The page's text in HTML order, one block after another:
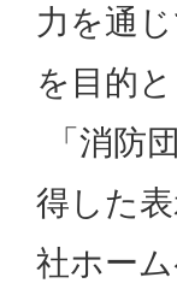
力を通
を目的
「消防
得した
社ホー